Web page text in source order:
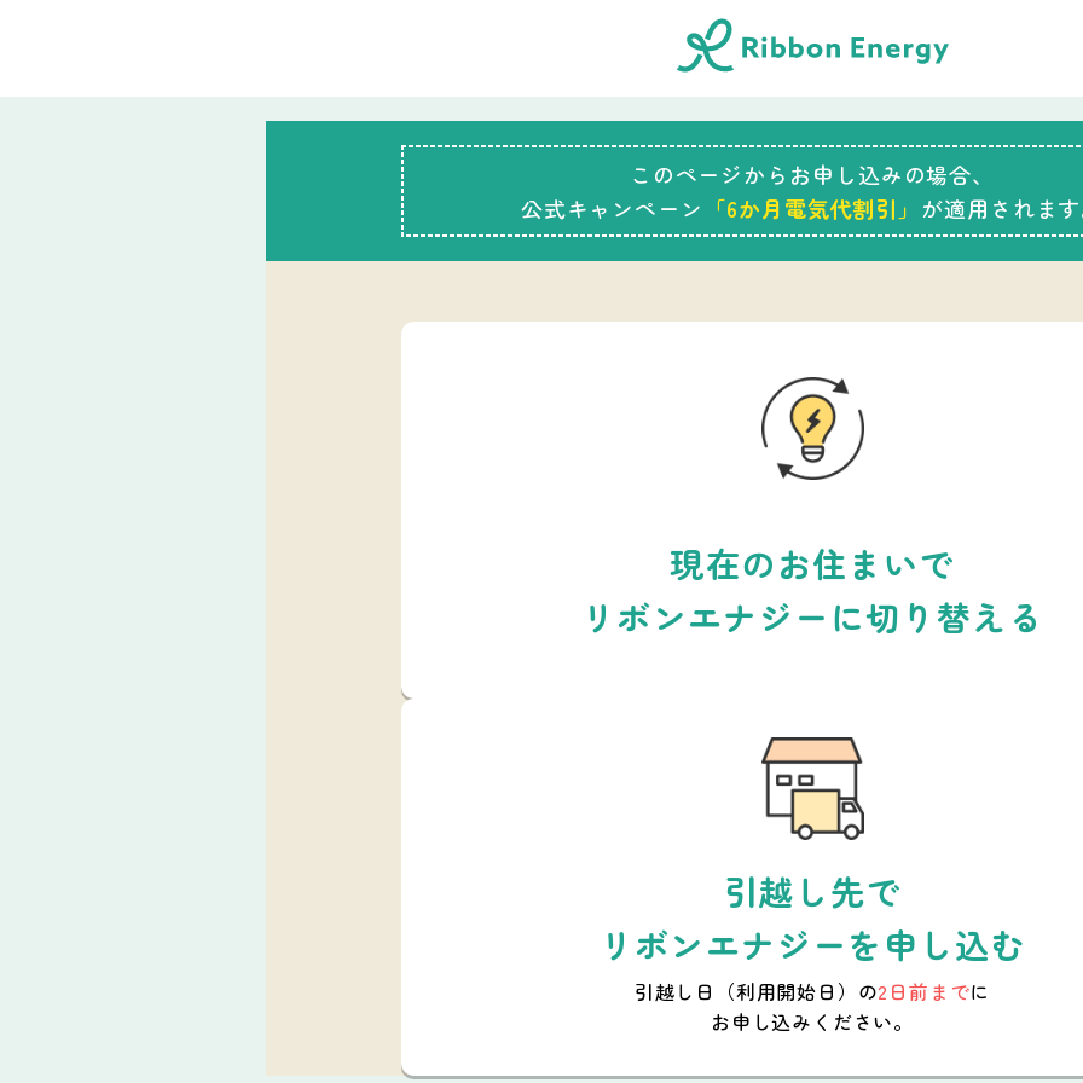
このページからお申し込みの場合、
公式キャンペーン 「6か月電気代割引」 が適用されま
現在のお住まいで
リボンエナジーに切り替える
引越し先で
リボンエナジーを申し込む
引越し日（利用開始日）の2日前までに
お申し込みください。